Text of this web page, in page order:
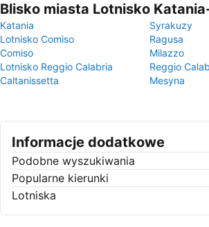
Blisko miasta Lotnisko
Katania
Syrakuzy
Lotnisko Comiso
Ragusa
Comiso
Milazzo
Lotnisko Reggio Calabria
Reggio
Caltanissetta
Mesyna
Informacje dodatkowe
Podobne wyszukiwania
Popularne kierunki
Lotniska